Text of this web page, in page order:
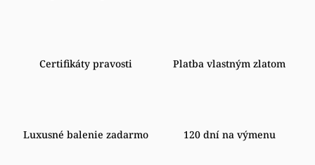
Certifikáty pravosti Platba vlastným zlatom
Luxusné balenie zadarmo 120 dní na výmenu